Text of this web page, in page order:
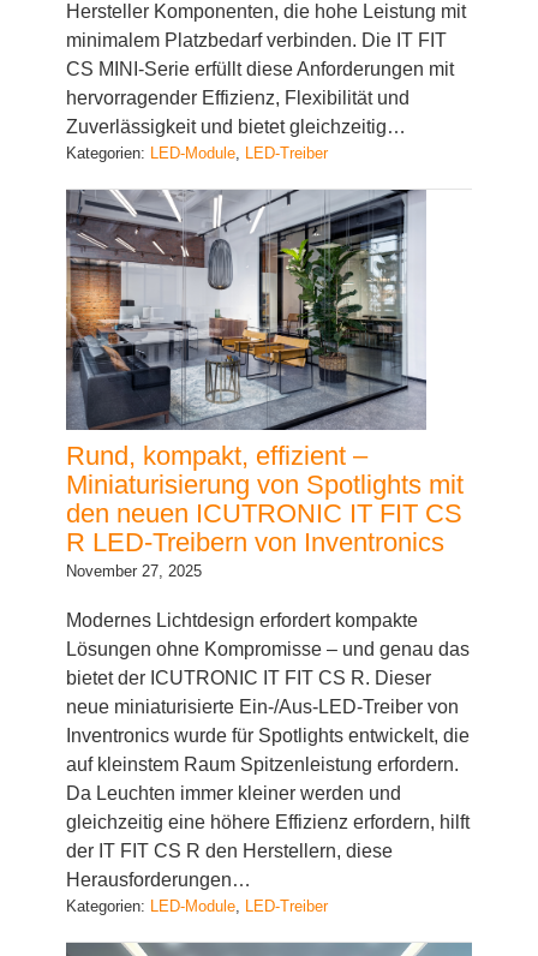
Hersteller Komponenten, die hohe Leistung mit
minimalem Platzbedarf verbinden. Die IT FIT
CS MINI-Serie erfüllt diese Anforderungen mit
hervorragender Effizienz, Flexibilität und
Zuverlässigkeit und bietet gleichzeitig…
Kategorien: LED-Module, LED-Treiber
Rund, kompakt, effizient –
Miniaturisierung von Spotlights mit
den neuen ICUTRONIC IT FIT CS
R LED-Treibern von Inventronics
November 27, 2025
Modernes Lichtdesign erfordert kompakte
Lösungen ohne Kompromisse – und genau das
bietet der ICUTRONIC IT FIT CS R. Dieser
neue miniaturisierte Ein-/Aus-LED-Treiber von
Inventronics wurde für Spotlights entwickelt, die
auf kleinstem Raum Spitzenleistung erfordern.
Da Leuchten immer kleiner werden und
gleichzeitig eine höhere Effizienz erfordern, hilft
der IT FIT CS R den Herstellern, diese
Herausforderungen…
Kategorien: LED-Module, LED-Treiber